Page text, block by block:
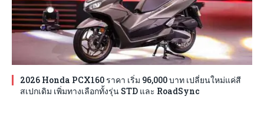
2026 Honda PCX160 ราคา เริ่ม 96,000 บาท เปลี่ยนใหม่แค่สี
สเปกเดิม เพิ่มทางเลือกทั้งรุ่น STD และ RoadSync